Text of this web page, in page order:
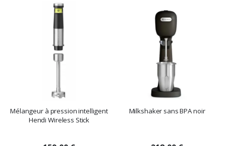
Mélangeur à pression intelligent
Hendi Wireless Stick
Milkshaker sans BPA noir